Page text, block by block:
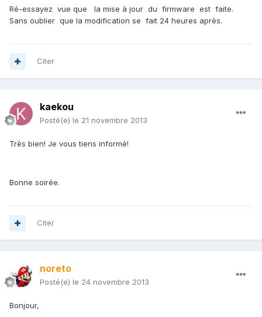
Ré-essayez vue que la mise à jour du firmware est faite.
Sans oublier que la modification se fait 24 heures après.
Citer
kaekou
Posté(e) le 21 novembre 2013
Très bien! Je vous tiens informé!
Bonne soirée.
Citer
noreto
Posté(e) le 24 novembre 2013
Bonjour,